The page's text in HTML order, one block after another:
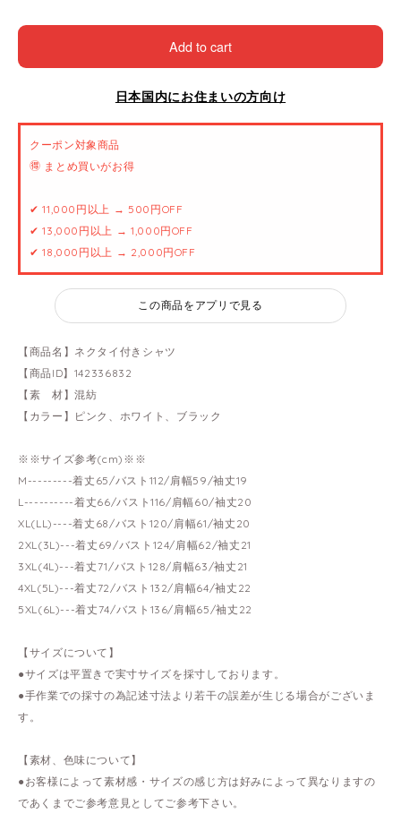
Add to cart
日本国内にお住まいの方向け
クーポン対象商品
🉐 まとめ買いがお得
✔ 11,000円以上 → 500円OFF
✔ 13,000円以上 → 1,000円OFF
✔ 18,000円以上 → 2,000円OFF
この商品をアプリで見る
【商品名】ネクタイ付きシャツ
【商品ID】142336832
【素 材】混紡
【カラー】ピンク、ホワイト、ブラック
※※サイズ参考(cm)※※
M---------着丈65/バスト112/肩幅59/袖丈19
L----------着丈66/バスト116/肩幅60/袖丈20
XL(LL)----着丈68/バスト120/肩幅61/袖丈20
2XL(3L)---着丈69/バスト124/肩幅62/袖丈21
3XL(4L)---着丈71/バスト128/肩幅63/袖丈21
4XL(5L)---着丈72/バスト132/肩幅64/袖丈22
5XL(6L)---着丈74/バスト136/肩幅65/袖丈22
【サイズについて】
●サイズは平置きで実寸サイズを採寸しております。
●手作業での採寸の為記述寸法より若干の誤差が生じる場合がございま
す。
【素材、色味について】
●お客様によって素材感・サイズの感じ方は好みによって異なりますの
であくまでご参考意見としてご参考下さい。